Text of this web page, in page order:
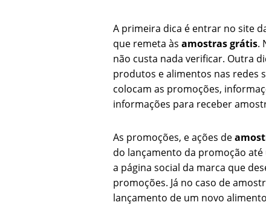
A primeira dica é entrar no site
que remeta às amostras grátis.
não custa nada verificar. Outra
produtos e alimentos nas redes
colocam as promoções,
informações para receber
As promoções, e ações de
do lançamento da promoção
a página social da marca que
promoções. Já no caso de
lançamento de um novo